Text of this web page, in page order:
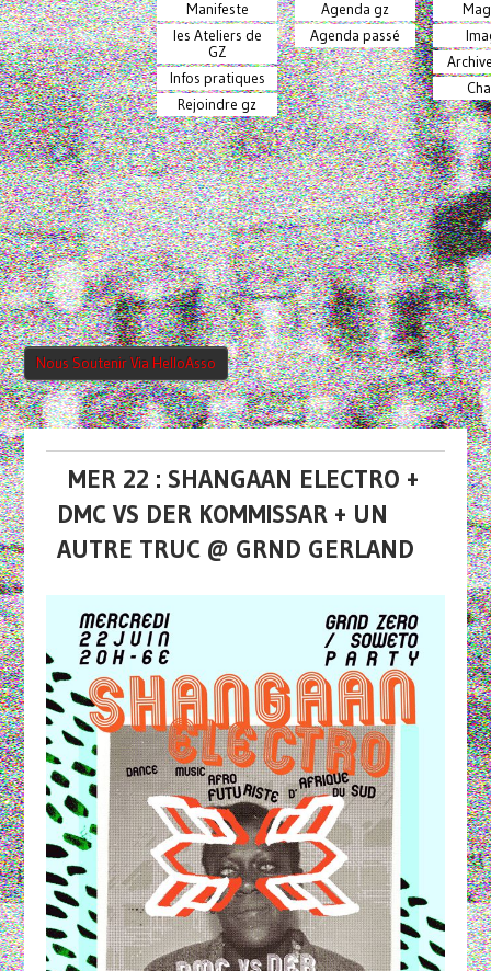
Manifeste
les Ateliers de
GZ
Infos pratiques
Rejoindre gz
Agenda gz
Agenda passé
Nous Soutenir Via HelloAsso
MER 22 : SHANGAAN ELECTRO +
DMC VS DER KOMMISSAR + UN
AUTRE TRUC @ GRND GERLAND